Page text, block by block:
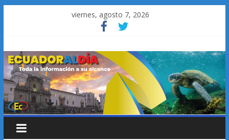
viernes, agosto 7, 2026